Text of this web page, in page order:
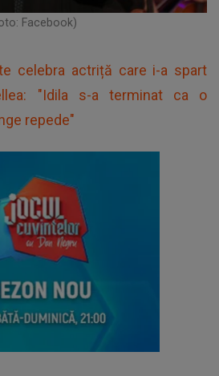
Facebook)
celebra actriță care i-a spart
"Idila s-a terminat ca o
repede"